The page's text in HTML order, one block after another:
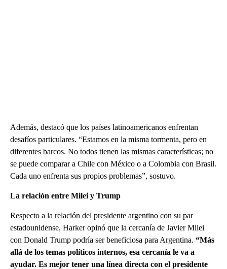
Además, destacó que los países latinoamericanos enfrentan
desafíos particulares. “Estamos en la misma tormenta, pero en
diferentes barcos. No todos tienen las mismas características; no
se puede comparar a Chile con México o a Colombia con Brasil.
Cada uno enfrenta sus propios problemas”, sostuvo.
La relación entre Milei y Trump
Respecto a la relación del presidente argentino con su par
estadounidense, Harker opinó que la cercanía de Javier Milei
con Donald Trump podría ser beneficiosa para Argentina. “Más
allá de los temas políticos internos, esa cercanía le va a
ayudar. Es mejor tener una línea directa con el presidente